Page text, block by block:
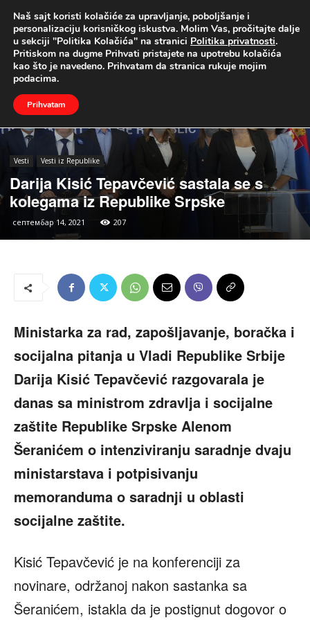
UŽIVO
Naslovna Vesti Vesti iz Republike
Vesti Vesti iz Republike
Darija Kisić Tepavčević sastala se s
kolegama iz Republike Srpske
септембар 14, 2021 207
Ministarka za rad, zapošljavanje, boračka i
socijalna pitanja u Vladi Republike Srbije
Darija Kisić Tepavčević razgovarala je
danas sa ministrom zdravlja i socijalne
zaštite Republike Srpske Alenom
Šeranićem o intenziviranju saradnje dvaju
ministarstava i potpisivanju
memoranduma o saradnji u oblasti
socijalne zaštite.
Kisić Tepavčević je na konferenciji za
novinare, održanoj nakon sastanka sa
Šeranićem, istakla da je postignut dogovor o
Naš sajt koristi kolačiće za upravljanje, poboljšanje i
personalizaciju korisničkog iskustva. Molim Vas, pročitajte dalje
u sekciji "Politika Kolačića" na stranici Politika privatnosti.
Pritiskom na dugme Prihvati pristajete na upotrebu kolačića
kao što je navedeno. Prihvatam da stranica rukuje mojim
podacima.
Prihvatam